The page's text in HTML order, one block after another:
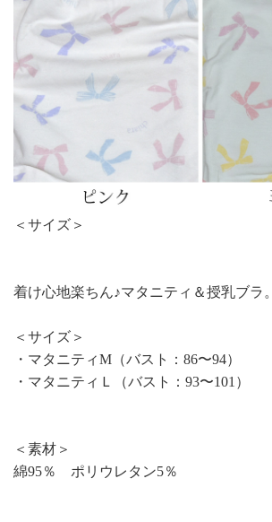
＜サイズ＞
着け心地楽ちん♪マタニティ＆授乳ブラ。
＜サイズ＞
・マタニティM（バスト：86〜94）
・マタニティＬ（バスト：93〜101）
＜素材＞
綿95％ ポリウレタン5％